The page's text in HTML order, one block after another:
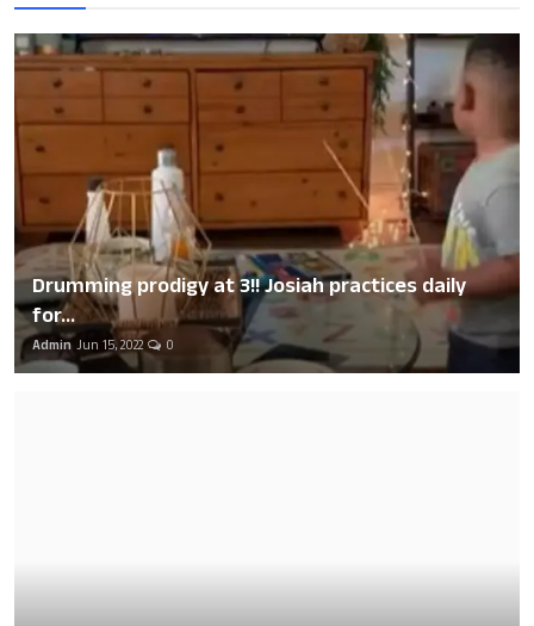
Drumming prodigy at 3!! Josiah practices daily
for...
Admin Jun 15, 2022 0